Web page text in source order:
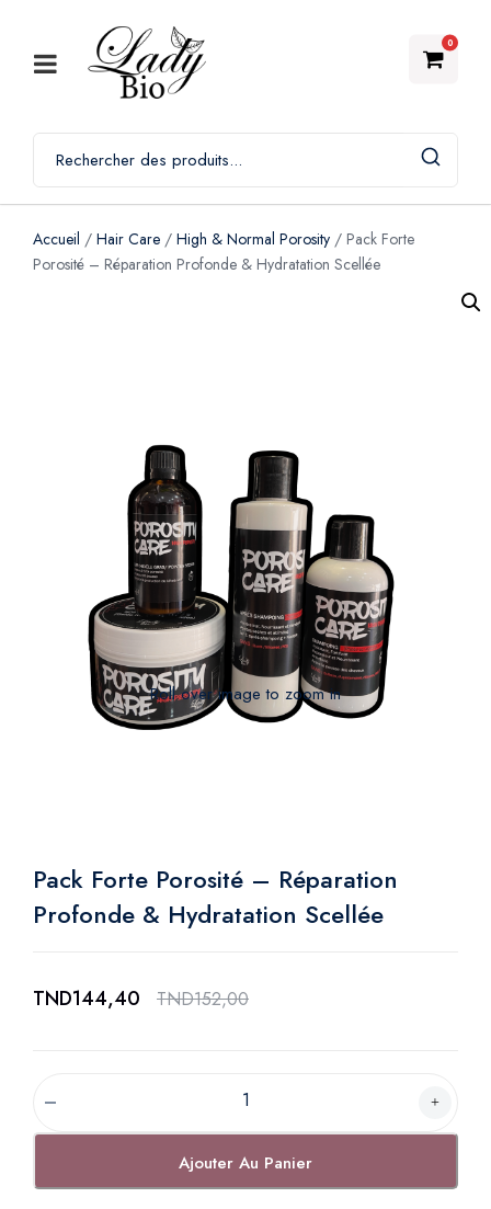
0
Accueil / Hair Care / High & Normal Porosity / Pack Forte
Porosité – Réparation Profonde & Hydratation Scellée
Roll over image to zoom in
Pack Forte Porosité – Réparation
Profonde & Hydratation Scellée
TND144,40 TND152,00
c
k
F
Ajouter Au Panier